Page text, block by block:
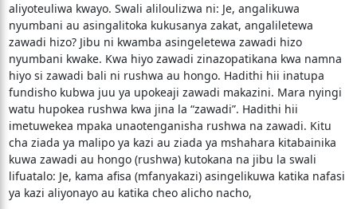
aliyoteuliwa kwayo. Swali aliloulizwa ni: Je, angalikuwa
nyumbani au asingalitoka kukusanya zakat, angaliletewa
zawadi hizo? Jibu ni kwamba asingeletewa zawadi hizo
nyumbani kwake. Kwa hiyo zawadi zinazopatikana kwa namna
hiyo si zawadi bali ni rushwa au hongo. Hadithi hii inatupa
fundisho kubwa juu ya upokeaji zawadi makazini. Mara nyingi
watu hupokea rushwa kwa jina la “zawadi”. Hadithi hii
imetuwekea mpaka unaotenganisha rushwa na zawadi. Kitu
cha ziada ya malipo ya kazi au ziada ya mshahara kitabainika
kuwa zawadi au hongo (rushwa) kutokana na jibu la swali
lifuatalo: Je, kama afisa (mfanyakazi) asingelikuwa katika nafasi
ya kazi aliyonayo au katika cheo alicho nacho,